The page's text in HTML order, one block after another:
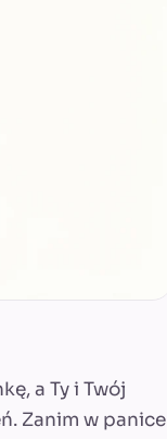
a Ty i Twój
Zanim w panice